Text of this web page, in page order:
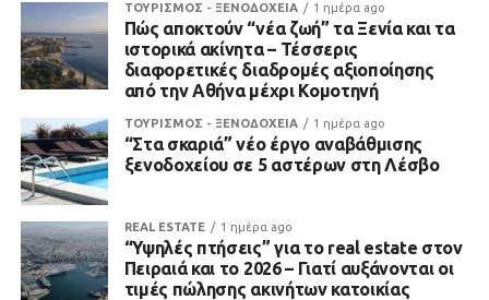
ΤΟΥΡΙΣΜΟΣ - ΞΕΝΟΔΟΧΕΙΑ 1 ημέρα ago
Πώς αποκτούν “νέα ζωή” τα Ξενία και τα
ιστορικά ακίνητα – Τέσσερις
διαφορετικές διαδρομές αξιοποίησης
από την Αθήνα μέχρι Κομοτηνή
ΤΟΥΡΙΣΜΟΣ - ΞΕΝΟΔΟΧΕΙΑ 1 ημέρα ago
“Στα σκαριά” νέο έργο αναβάθμισης
ξενοδοχείου σε 5 αστέρων στη Λέσβο
REAL ESTATE 1 ημέρα ago
“Υψηλές πτήσεις” για το real estate στον
Πειραιά και το 2026 – Γιατί αυξάνονται οι
τιμές πώλησης ακινήτων κατοικίας